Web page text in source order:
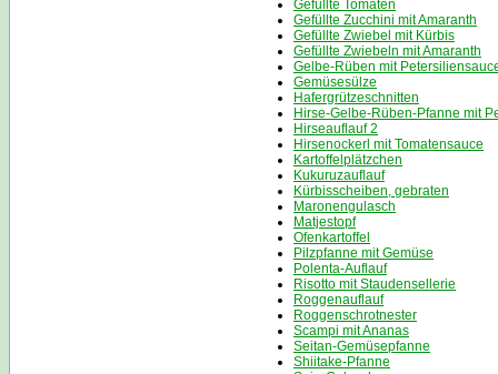
Gefüllte Tomaten
Gefüllte Zucchini mit Amaranth
Gefüllte Zwiebel mit Kürbis
Gefüllte Zwiebeln mit Amaranth
Gelbe-Rüben mit
Gemüsesülze
Hafergrützeschnitten
Hirse-Gelbe-Rüben-Pfanne mit
Hirseauflauf 2
Hirsenockerl mit Tomatensauce
Kartoffelplätzchen
Kukuruzauflauf
Kürbisscheiben, gebraten
Maronengulasch
Matjestopf
Ofenkartoffel
Pilzpfanne mit Gemüse
Polenta-Auflauf
Risotto mit Staudensellerie
Roggenauflauf
Roggenschrotnester
Scampi mit Ananas
Seitan-Gemüsepfanne
Shiitake-Pfanne